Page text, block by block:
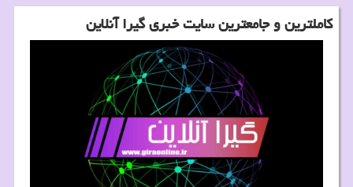
كاملترین و جامعترین سایت خبری گیرا آنلاین